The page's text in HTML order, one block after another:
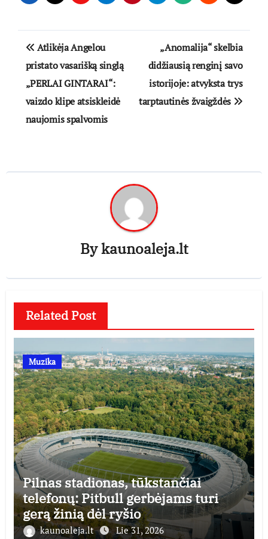
Navigacija
tarp
įrašų
Atlikėja Angelou
pristato vasarišką singlą
„PERLAI GINTARAI“:
vaizdo klipe atsiskleidė
naujomis spalvomis
„Anomalija“ skelbia
didžiausią renginį savo
istorijoje: atvyksta trys
tarptautinės žvaigždės
Bykaunoaleja.lt
Related Post
Muzika
Pilnas stadionas, tūkstančiai
telefonų: Pitbull gerbėjams turi
gerą žinią dėl ryšio
kaunoaleja.lt Lie 31, 2026